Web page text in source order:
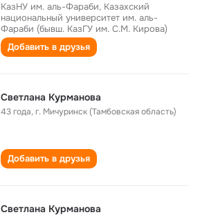
КазНУ им. аль-Фараби, Казахский
национальный университет им. аль-
Фараби (бывш. КазГУ им. С.М. Кирова)
Добавить в друзья
Светлана Курманова
43 года,г. Мичуринск (Тамбовская область)
Добавить в друзья
Светлана Курманова